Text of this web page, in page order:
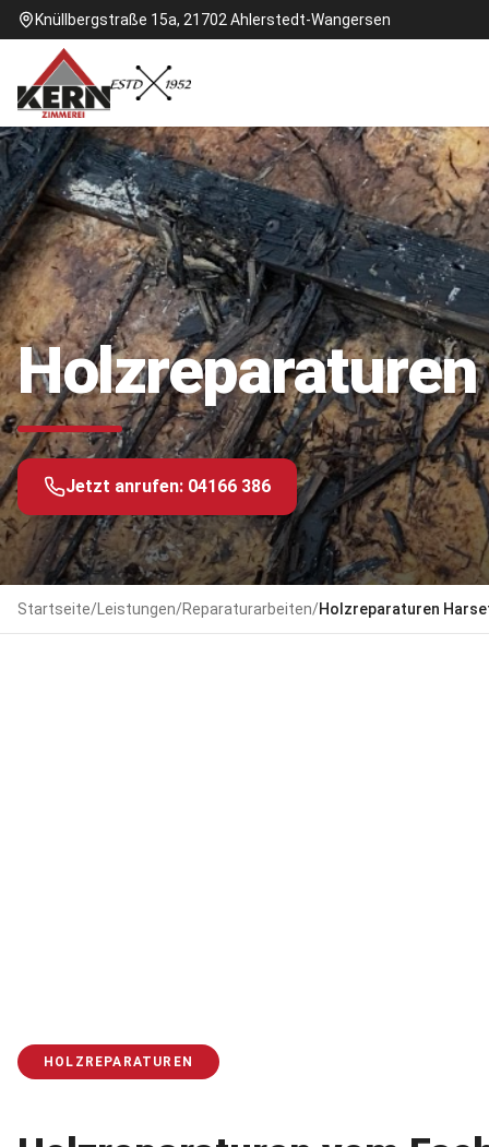
Knüllbergstraße 15a, 21702 Ahlerstedt-Wangersen
Jetzt anrufen: 04166 386
Startseite/ Leistungen/Reparaturarbeiten/Holzreparaturen
HOLZREPARATUREN